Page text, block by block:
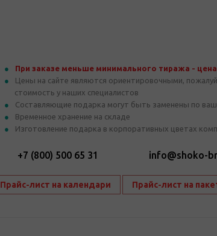
При заказе меньше минимального тиража -
Цены на сайте являются ориентировочными,
стоимость у наших специалистов
Составляющие подарка могут быть заменены по
Временное хранение на складе
Изготовление подарка в корпоративных цветах
+7 (800) 500 65 31 info@shoko-
Прайс-лист на календари Прайс-лист на